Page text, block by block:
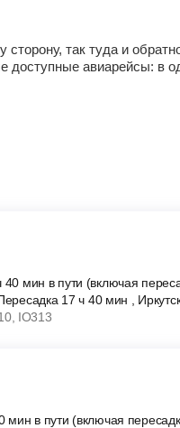
так туда и
доступные авиарейсы: в
40 мин в пути (включая
17ч 40 мин ,
, IO313
мин в пути (включая